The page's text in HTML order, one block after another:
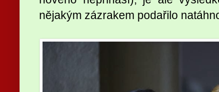
nějakým zázrakem podařilo